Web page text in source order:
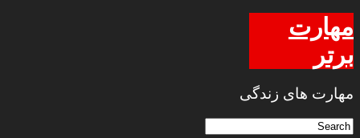
مهارت
برتر
مهارت های زندگی